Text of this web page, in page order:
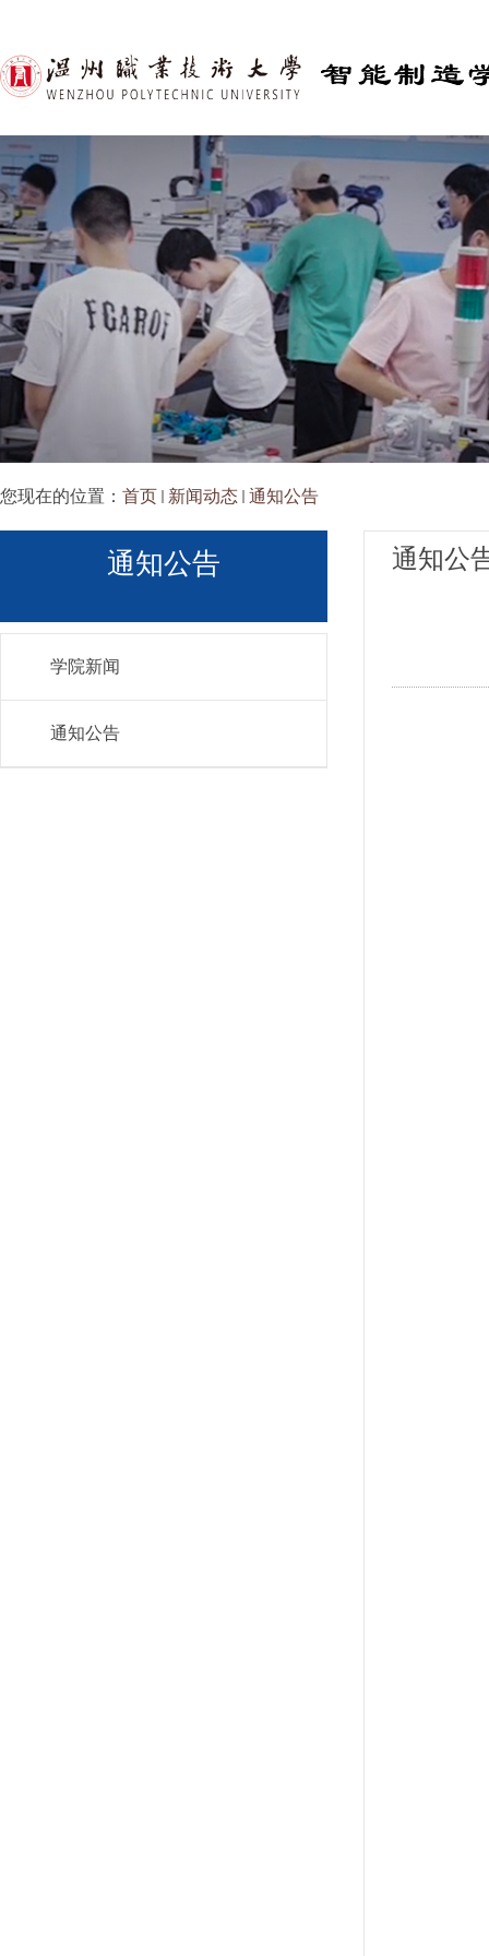
您现在的位置： 首页 新闻动态 通知公告
通知公告
学院新闻
通知公告
通知公